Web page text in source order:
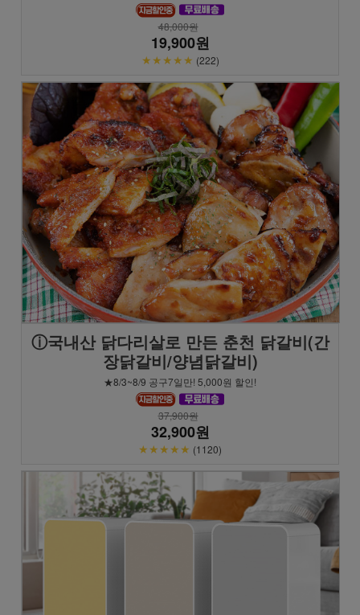
48,000원
19,900원
★★★★★ (222)
ⓘ국내산 닭다리살로 만든 춘천 닭갈비(간
장닭갈비/양념닭갈비)
★8/3~8/9 공구7일만! 5,000원 할인!
37,900원
32,900원
★★★★★ (1120)